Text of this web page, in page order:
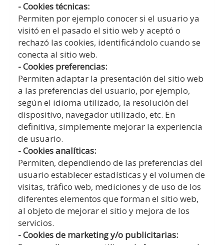
- Cookies técnicas:
Permiten por ejemplo conocer si el usuario ya
visitó en el pasado el sitio web y aceptó o
rechazó las cookies, identificándolo cuando se
conecta al sitio web.
- Cookies preferencias:
Permiten adaptar la presentación del sitio web
a las preferencias del usuario, por ejemplo,
según el idioma utilizado, la resolución del
dispositivo, navegador utilizado, etc. En
definitiva, simplemente mejorar la experiencia
de usuario.
- Cookies analíticas:
Permiten, dependiendo de las preferencias del
usuario establecer estadísticas y el volumen de
visitas, tráfico web, mediciones y de uso de los
diferentes elementos que forman el sitio web,
al objeto de mejorar el sitio y mejora de los
servicios.
- Cookies de marketing y/o publicitarias: